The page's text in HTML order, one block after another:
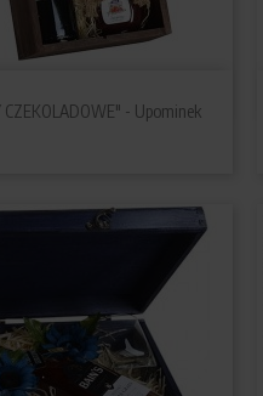
- Upominek
